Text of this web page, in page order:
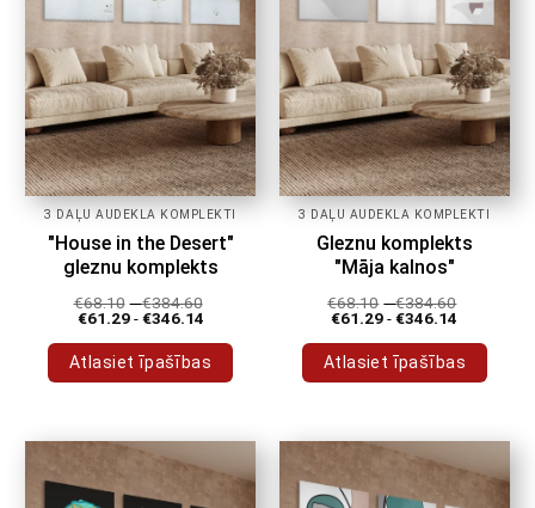
lapā
lapā
3 DAĻU AUDEKLA KOMPLEKTI
"House in the Desert"
gleznu komplekts
€68.10 -€384.60
€61.29-€346.14
Atlasiet īpašības
ir
vairāki
varianti.
3 DAĻU AUDEKLA KOMPLEKTI
Gleznu komplekts
"Māja kalnos"
€68.10 -€384.60
€61.29-€346.14
Atlasiet īpašības
ir
vairāki
varianti.